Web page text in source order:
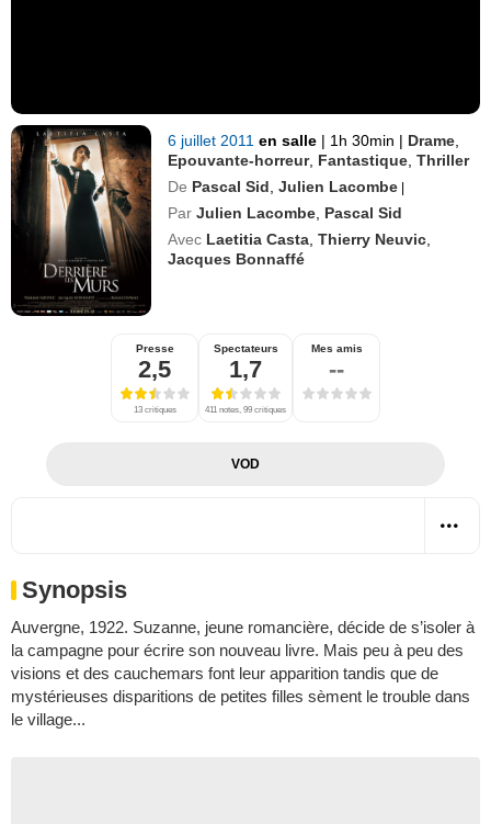
6 juillet 2011en salle | 1h 30min | Drame
Epouvante-horreur, Fantastique ,Thriller
De Pascal Sid ,Julien Lacombe |
Par Julien Lacombe Pascal Sid
Avec Laetitia Casta ,Thierry Neuvic
Jacques Bonnaffé
Presse
2,5
13 critiques
Spectateurs
1,7
411 notes, 99 critiques
Mes amis
--
VOD
Synopsis
Auvergne, 1922. Suzanne, jeune romancière, décide de s’isoler à
la campagne pour écrire son nouveau livre. Mais peu à peu des
visions et des cauchemars font leur apparition tandis que de
mystérieuses disparitions de petites filles sèment le trouble dans
le village...